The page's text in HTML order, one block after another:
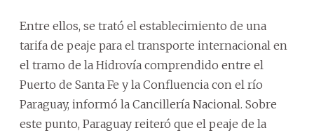
Entre ellos, se trató el establecimiento de una
tarifa de peaje para el transporte internacional en
el tramo de la Hidrovía comprendido entre el
Puerto de Santa Fe y la Confluencia con el río
Paraguay, informó la Cancillería Nacional. Sobre
este punto, Paraguay reiteró que el peaje de la